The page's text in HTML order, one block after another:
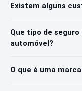
Existem alguns
Que tipo de
automóvel?
O que é uma